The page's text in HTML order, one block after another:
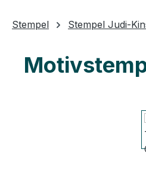
Stempel Stempel Judi-